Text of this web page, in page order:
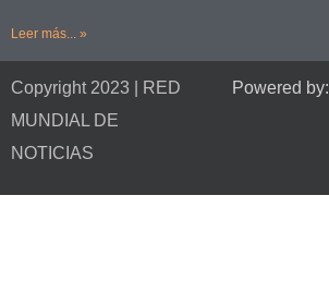
Leer más... »
Copyright 2023 | RED
MUNDIAL DE
NOTICIAS
Powered by: